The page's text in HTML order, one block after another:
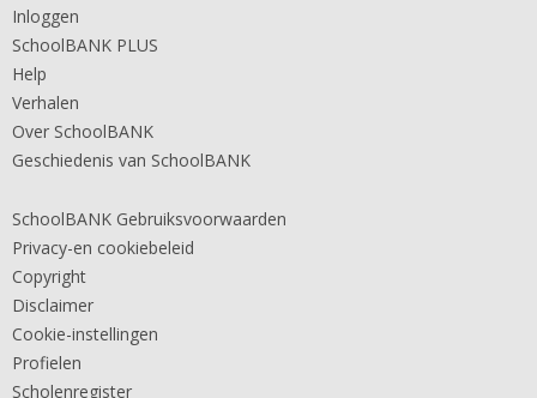
Inloggen
SchoolBANK PLUS
Help
Verhalen
Over SchoolBANK
Geschiedenis van SchoolBANK
SchoolBANK Gebruiksvoorwaarden
Privacy-en cookiebeleid
Copyright
Disclaimer
Cookie-instellingen
Profielen
Scholenregister